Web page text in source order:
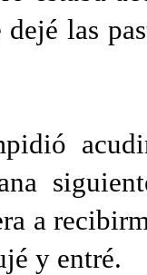
dejé las
a
y entré.